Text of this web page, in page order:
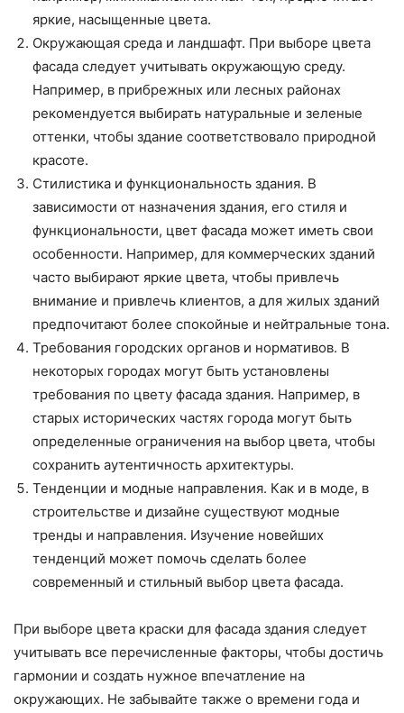
яркие, насыщенные цвета.
Окружающая среда и ландшафт. При выборе цвета
фасада следует учитывать окружающую среду.
Например, в прибрежных или лесных районах
рекомендуется выбирать натуральные и зеленые
оттенки, чтобы здание соответствовало природной
красоте.
Стилистика и функциональность здания. В
зависимости от назначения здания, его стиля и
функциональности, цвет фасада может иметь свои
особенности. Например, для коммерческих зданий
часто выбирают яркие цвета, чтобы привлечь
внимание и привлечь клиентов, а для жилых зданий
предпочитают более спокойные и нейтральные тона.
Требования городских органов и нормативов. В
некоторых городах могут быть установлены
требования по цвету фасада здания. Например, в
старых исторических частях города могут быть
определенные ограничения на выбор цвета, чтобы
сохранить аутентичность архитектуры.
Тенденции и модные направления. Как и в моде, в
строительстве и дизайне существуют модные
тренды и направления. Изучение новейших
тенденций может помочь сделать более
современный и стильный выбор цвета фасада.
При выборе цвета краски для фасада здания следует
учитывать все перечисленные факторы, чтобы достичь
гармонии и создать нужное впечатление на
окружающих. Не забывайте также о времени года и